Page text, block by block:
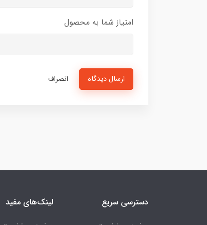
امتیاز شما به محصول
ارسال دیدگاه انصراف
دسترسی سریع لینک‌های مفید